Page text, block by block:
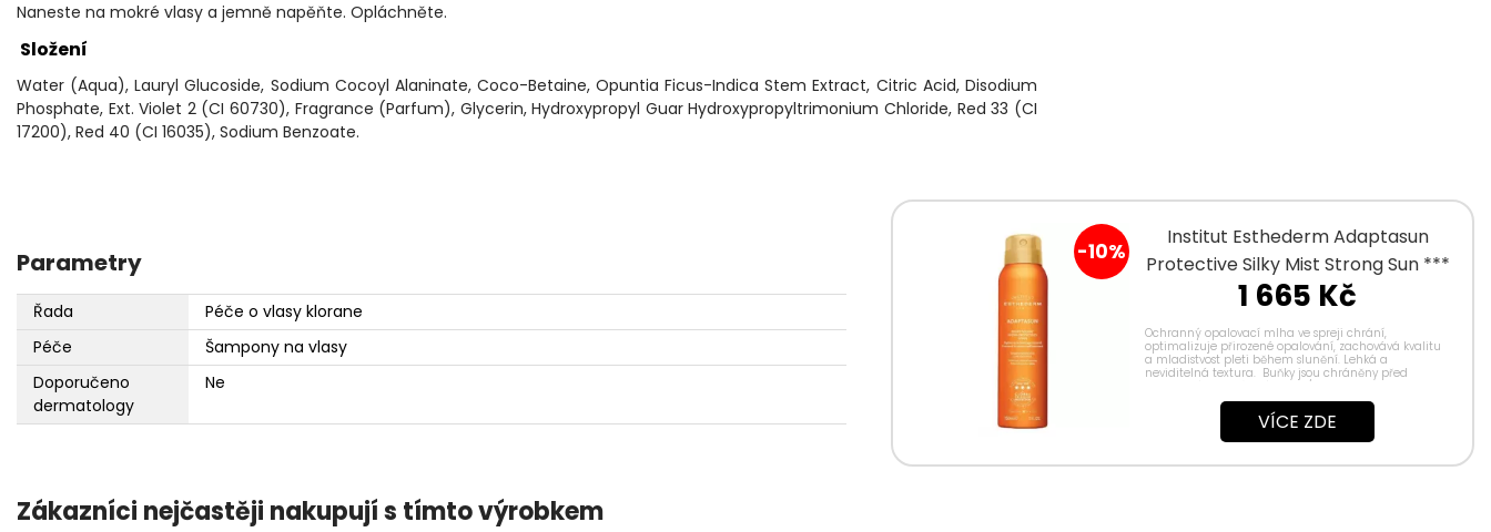
Naneste na mokré vlasy a jemně napěňte. Opláchněte.
Složení
Water (Aqua), Lauryl Glucoside, Sodium Cocoyl Alaninate, Coco-Betaine, Opuntia Ficus-Indica Stem Extract, Citric Acid, Disodium
Phosphate, Ext. Violet 2 (CI 60730), Fragrance (Parfum), Glycerin, Hydroxypropyl Guar Hydroxypropyltrimonium Chloride, Red 33 (CI
17200), Red 40 (CI 16035), Sodium Benzoate.
Parametry
Řada
Péče o vlasy klorane
Péče
Šampony na vlasy
Doporučeno
dermatology
Ne
-10%
Institut Esthederm Adaptasun
Protective Silky Mist Strong Sun ***
1 665 Kč
Ochranný opalovací mlha ve spreji chrání,
optimalizuje přirozené opalování, zachovává kvalitu
a mladistvost pleti během slunění. Lehká a
neviditelná textura. Buňky jsou chráněny před
poškozením a spálením UVA/UVB filtry v kombinaci s...
VÍCE ZDE
Zákazníci nejčastěji nakupují s tímto výrobkem